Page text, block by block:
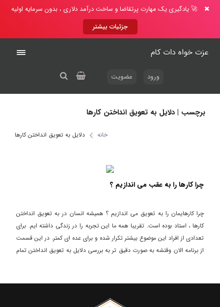
🚀 یادگیری یک مهارت پرتقاضا و ساخت درآمد دلاری ، بدون سرمایه اولیه
جزئیات بیشتر
عزت خواه دات کام
ورود عضویت
برچسب | دلایل به تعویق انداختن کارها
خانه دلایل به تعویق انداختن کارها
چرا کارها را به عقب می اندازیم ؟
چرا کارهایمان را به تعویق می اندازیم ؟ همیشه انسان در به تعویق انداختن
کارها ، استاد بوده است. تقریبا همه ما این تجربه را در زندگی داشته ایم. برای
تعدادی از افراد این موضوع بیشتر تکرار شده و برای عده ای کمتر. در این قسمت
از برنامه الان وقتشه به صورت دقیق تر به بررسی دلایل به تعویق انداختن تمام